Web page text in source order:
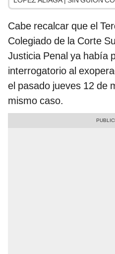
Cabe recalcar que el
Colegiado de la Corte
Justicia Penal ya había
interrogatorio al
el pasado jueves 12 de
mismo caso.